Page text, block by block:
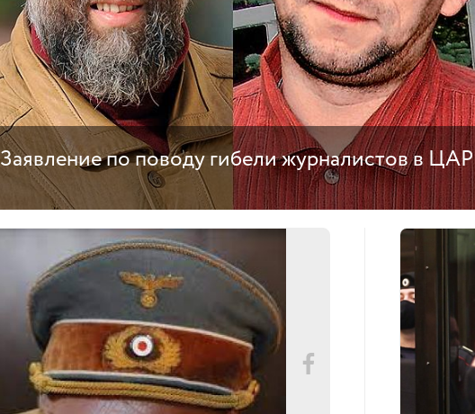
Заявление по поводу гибели журналистов в ЦАР